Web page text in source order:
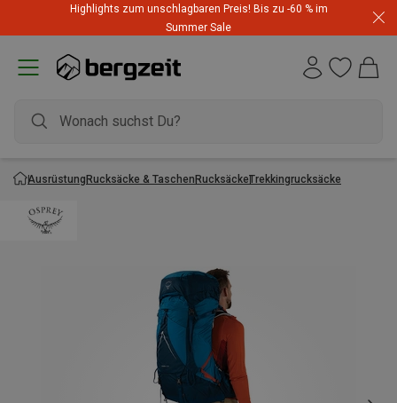
Highlights zum unschlagbaren Preis! Bis zu -60 % im
Summer Sale
AusrüstungRucksäcke & TaschenRucksäckeTrekkingrucksäcke